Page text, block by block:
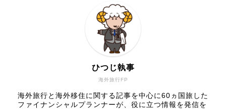
海外旅行FP
ひつじ執事
海外旅行と海外移住に関する記事を中心に60ヵ国旅した
ファイナンシャルプランナーが、役に立つ情報を発信を